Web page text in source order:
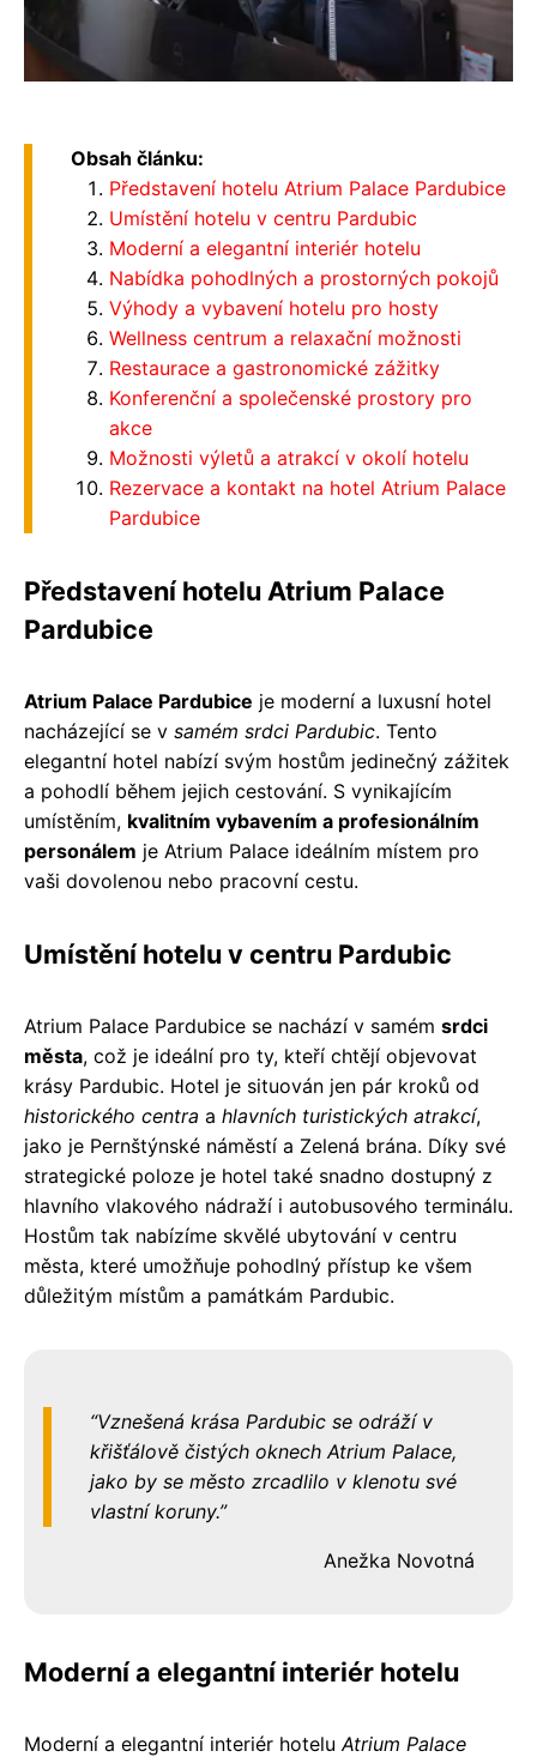
Obsah článku:
Představení hotelu Atrium Palace Pardubice
Umístění hotelu v centru Pardubic
Moderní a elegantní interiér hotelu
Nabídka pohodlných a prostorných pokojů
Výhody a vybavení hotelu pro hosty
Wellness centrum a relaxační možnosti
Restaurace a gastronomické zážitky
Konferenční a společenské prostory pro
akce
Možnosti výletů a atrakcí v okolí hotelu
Rezervace a kontakt na hotel Atrium Palace
Pardubice
Představení hotelu Atrium Palace
Pardubice
Atrium Palace Pardubice je moderní a luxusní hotel
nacházející se v samém srdci Pardubic. Tento
elegantní hotel nabízí svým hostům jedinečný zážitek
a pohodlí během jejich cestování. S vynikajícím
umístěním, kvalitním vybavením a profesionálním
personálem je Atrium Palace ideálním místem pro
vaši dovolenou nebo pracovní cestu.
Umístění hotelu v centru Pardubic
Atrium Palace Pardubice se nachází v samém srdci
města, což je ideální pro ty, kteří chtějí objevovat
krásy Pardubic. Hotel je situován jen pár kroků od
historického centra a hlavních turistických atrakcí,
jako je Pernštýnské náměstí a Zelená brána. Díky své
strategické poloze je hotel také snadno dostupný z
hlavního vlakového nádraží i autobusového terminálu.
Hostům tak nabízíme skvělé ubytování v centru
města, které umožňuje pohodlný přístup ke všem
důležitým místům a památkám Pardubic.
Vznešená krása Pardubic se odráží v
křišťálově čistých oknech Atrium Palace,
jako by se město zrcadlilo v klenotu své
vlastní koruny.
Anežka Novotná
Moderní a elegantní interiér hotelu
Moderní a elegantní interiér hotelu Atrium Palace